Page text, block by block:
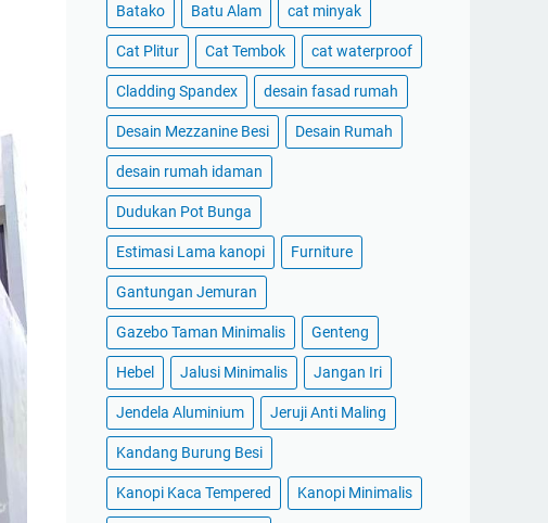
Batako Batu Alam cat minyak
Cat Plitur Cat Tembok cat waterproof
Cladding Spandex desain fasad rumah
Desain Mezzanine Besi Desain Rumah
desain rumah idaman
Dudukan Pot Bunga
Estimasi Lama kanopi Furniture
Gantungan Jemuran
Gazebo Taman Minimalis Genteng
Hebel Jalusi Minimalis Jangan Iri
Jendela Aluminium Jeruji Anti Maling
Kandang Burung Besi
Kanopi Kaca Tempered Kanopi Minimalis